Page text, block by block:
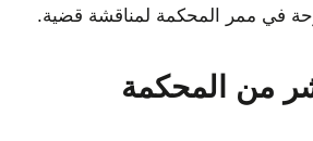
في ممر المحكمة لمناقشة قضية.
من المحكمة